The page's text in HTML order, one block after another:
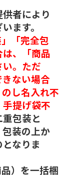
者により
ます。
「完全包
、「商品
。ただ
ない場合
し名入れ不
提げ袋不
重包装と
装の上か
なりま
）を一括梱